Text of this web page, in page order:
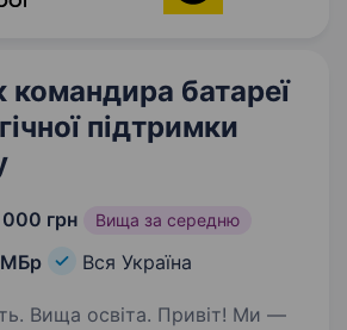
командира батареї
підтримки
грн Вища за середню
Вся Україна
освіта. Привіт! Ми —